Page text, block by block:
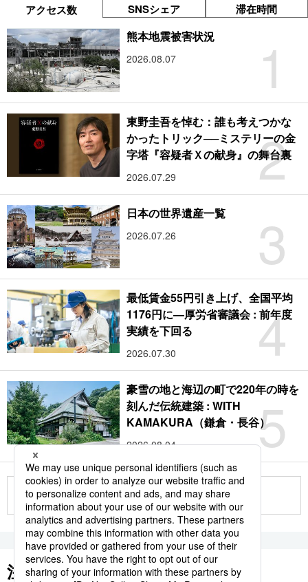
アクセス数 SNSシェア 滞在時間
1
熊本地震被害状況
2026.08.07
2
東野圭吾を悼む：誰も考えつかな
かったトリック──ミステリーの金
字塔『容疑者Ｘの献身』の舞台裏
2026.07.29
3
日本の世界遺産一覧
2026.07.26
4
最低賃金55円引き上げ、全国平均
1176円に―厚労省審議会 : 前年度
実績を下回る
2026.07.30
5
豪雪の地と海辺の町で220年の時を
刻んだ伝統建築 : WITH
KAMAKURA（鎌倉・長谷）
2026.08.04
もっと見る
注目のキーワード